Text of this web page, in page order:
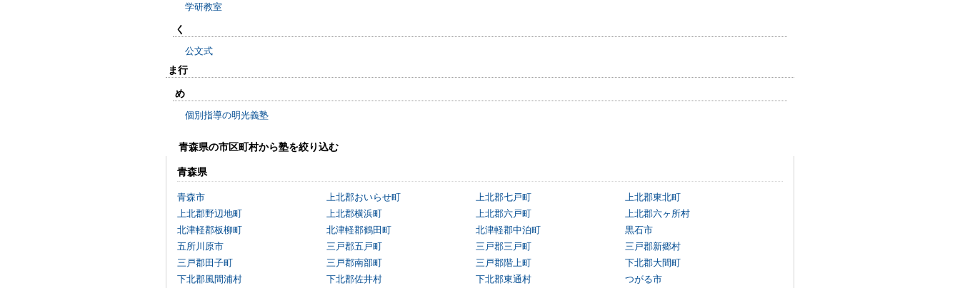
学研教室
く
公文式
ま行
め
個別指導の明光義塾
青森県の市区町村から塾を絞り込む
青森県
青森市 上北郡おいらせ町 上北郡七戸町
上北郡東北町
上北郡野辺地町
上北郡横浜町 上北郡六戸町
上北郡六ヶ所村
北津軽郡板柳町
北津軽郡鶴田町 北津軽郡中泊町
黒石市
五所川原市
三戸郡五戸町 三戸郡三戸町
三戸郡新郷村
三戸郡田子町
三戸郡南部町 三戸郡階上町
下北郡大間町
下北郡風間浦村
下北郡佐井村 下北郡東通村
つがる市